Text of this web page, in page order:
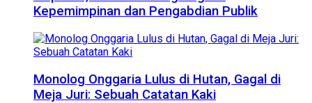
Kepemimpinan dan Pengabdian Publik
Monolog Onggaria Lulus di Hutan, Gagal di
Meja Juri: Sebuah Catatan Kaki